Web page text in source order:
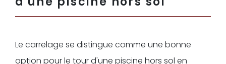
Le carrelage se distingue comme une bonne
option pour le tour d'une piscine hors sol en